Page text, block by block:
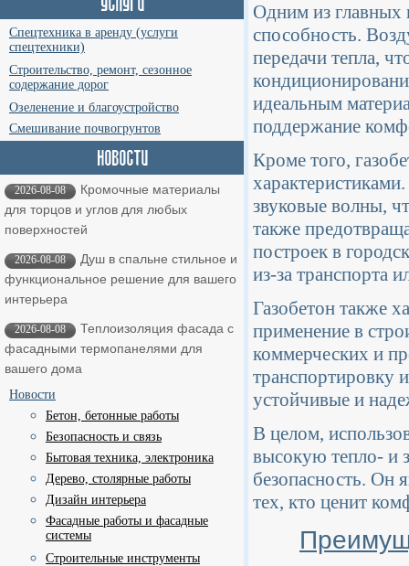
Спецтехника в аренду (услуги
спецтехники)
Строительство, ремонт, сезонное
содержание дорог
Озеленение и благоустройство
Смешивание почвогрунтов
2026-08-08
Кромочные материалы
для торцов и углов для любых
поверхностей
2026-08-08
Душ в спальне стильное и
функциональное решение для вашего
интерьера
2026-08-08
Теплоизоляция фасада с
фасадными термопанелями для
вашего дома
Новости
Бетон, бетонные работы
Безопасность и связь
Бытовая техника, электроника
Дерево, столярные работы
Дизайн интерьера
Фасадные работы и фасадные
системы
Строительные инструменты
Одним из главных
способность.
передачи тепла,
идеальным
поддержание
Кроме того,
звуковые волны,
также
построек в
из-за транспорта
Газобетон также
применение в
коммерческих и
транспортировку
устойчивые и
В целом,
высокую тепло- и
безопасность. Он
тех, кто ценит